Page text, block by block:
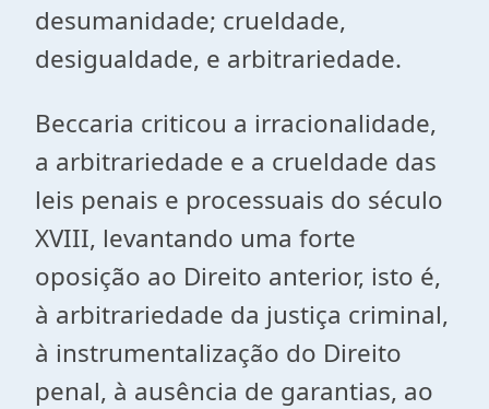
desumanidade; crueldade,
desigualdade, e arbitrariedade.
Beccaria criticou a irracionalidade,
a arbitrariedade e a crueldade das
leis penais e processuais do século
XVIII, levantando uma forte
oposição ao Direito anterior, isto é,
à arbitrariedade da justiça criminal,
à instrumentalização do Direito
penal, à ausência de garantias, ao